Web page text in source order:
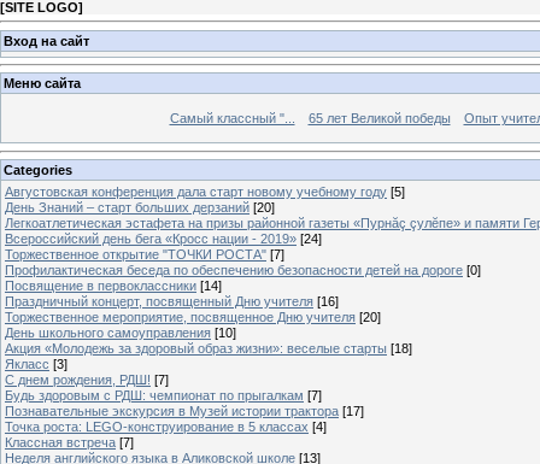
[SITE LOGO]
Вход на сайт
Меню сайта
Самый классный "... 65 лет Великой победы Опыт
Categories
Августовская конференция дала старт новому учебному году [5]
День Знаний – старт больших дерзаний [20]
Легкоатлетическая эстафета на призы районной газеты «Пурнăç çулĕпе» и памяти
Всероссийский день бега «Кросс нации - 2019» [24]
Торжественное открытие "ТОЧКИ РОСТА" [7]
Профилактическая беседа по обеспечению безопасности детей на дороге [0]
Посвящение в первоклассники [14]
Праздничный концерт, посвященный Дню учителя [16]
Торжественное мероприятие, посвященное Дню учителя [20]
День школьного самоуправления [10]
Акция «Молодежь за здоровый образ жизни»: веселые старты [18]
Якласс [3]
С днем рождения, РДШ! [7]
Будь здоровым с РДШ: чемпионат по прыгалкам [7]
Познавательные экскурсия в Музей истории трактора [17]
Точка роста: LEGO-конструирование в 5 классах [4]
Классная встреча [7]
Неделя английского языка в Аликовской школе [13]